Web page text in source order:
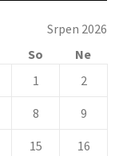
Srpen 2026
So
Ne
1
2
8 9
15 16